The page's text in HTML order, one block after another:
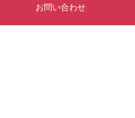
お問い合わせ